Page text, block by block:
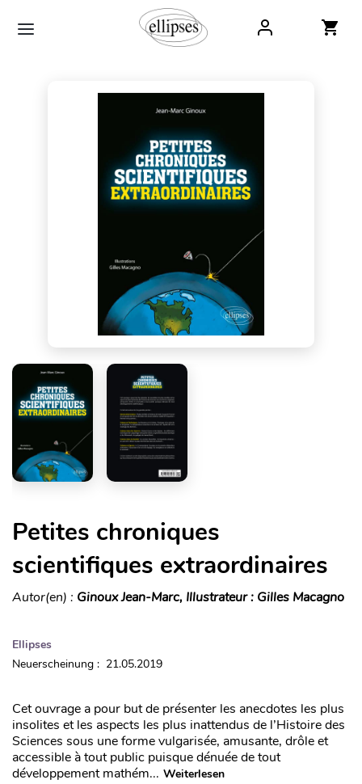
Petites chroniques
scientifiques extraordinaires
Autor(en) : Ginoux Jean-Marc, Illustrateur : Gilles Macagno
Ellipses
Neuerscheinung : 21.05.2019
Cet ouvrage a pour but de présenter les anecdotes les plus
insolites et les aspects les plus inattendus de l’Histoire des
Sciences sous une forme vulgarisée, amusante, drôle et
accessible à tout public puisque dénuée de tout
développement mathém... Weiterlesen